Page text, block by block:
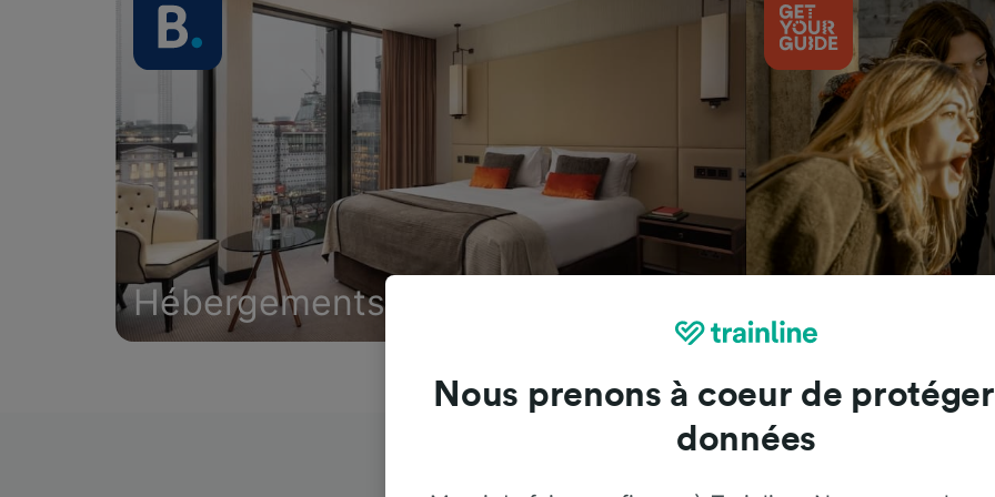
Hébergements
Trainline : l'avis de nos clients
Nous prenons à coeur de
données